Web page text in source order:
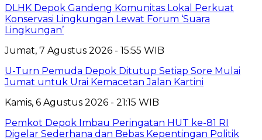
DLHK Depok Gandeng Komunitas Lokal Perkuat
Konservasi Lingkungan Lewat Forum ‘Suara
Lingkungan’
Jumat, 7 Agustus 2026 - 15:55 WIB
U-Turn Pemuda Depok Ditutup Setiap Sore Mulai
Jumat untuk Urai Kemacetan Jalan Kartini
Kamis, 6 Agustus 2026 - 21:15 WIB
Pemkot Depok Imbau Peringatan HUT ke-81 RI
Digelar Sederhana dan Bebas Kepentingan Politik